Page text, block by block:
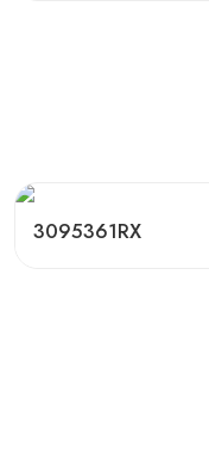
3095361RX